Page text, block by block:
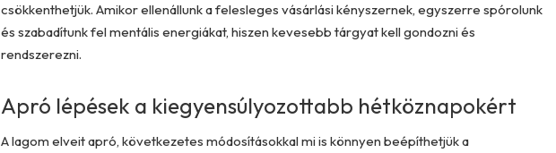
csökkenthetjük. Amikor ellenállunk a felesleges vásárlási kényszernek, egyszerre spórolunk
és szabadítunk fel mentális energiákat, hiszen kevesebb tárgyat kell gondozni és
rendszerezni.
Apró lépések a kiegyensúlyozottabb hétköznapokért
A lagom elveit apró, következetes módosításokkal mi is könnyen beépíthetjük a